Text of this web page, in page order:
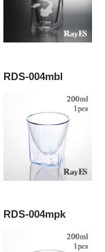
RDS-004mbl
RDS-004mpk